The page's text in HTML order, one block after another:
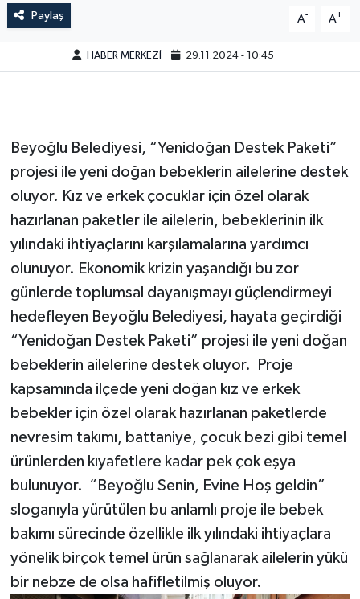
Paylaş A- A+
HABER MERKEZİ 29.11.2024 - 10:45
Beyoğlu Belediyesi, “Yenidoğan Destek Paketi”
projesi ile yeni doğan bebeklerin ailelerine destek
oluyor. Kız ve erkek çocuklar için özel olarak
hazırlanan paketler ile ailelerin, bebeklerinin ilk
yılındaki ihtiyaçlarını karşılamalarına yardımcı
olunuyor. Ekonomik krizin yaşandığı bu zor
günlerde toplumsal dayanışmayı güçlendirmeyi
hedefleyen Beyoğlu Belediyesi, hayata geçirdiği
“Yenidoğan Destek Paketi” projesi ile yeni doğan
bebeklerin ailelerine destek oluyor. Proje
kapsamında ilçede yeni doğan kız ve erkek
bebekler için özel olarak hazırlanan paketlerde
nevresim takımı, battaniye, çocuk bezi gibi temel
ürünlerden kıyafetlere kadar pek çok eşya
bulunuyor. “Beyoğlu Senin, Evine Hoş geldin”
sloganıyla yürütülen bu anlamlı proje ile bebek
bakımı sürecinde özellikle ilk yılındaki ihtiyaçlara
yönelik birçok temel ürün sağlanarak ailelerin yükü
bir nebze de olsa hafifletilmiş oluyor.